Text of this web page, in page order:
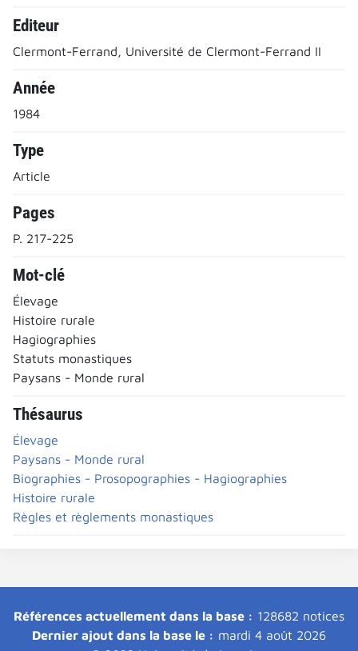
Editeur
Clermont-Ferrand, Université de Clermont-Ferrand II
Année
1984
Type
Article
Pages
P. 217-225
Mot-clé
Élevage
Histoire rurale
Hagiographies
Statuts monastiques
Paysans - Monde rural
Thésaurus
Élevage
Paysans - Monde rural
Biographies - Prosopographies - Hagiographies
Histoire rurale
Règles et règlements monastiques
Références actuellement dans la base : 128682 notices
Dernier ajout dans la base le : mardi 4 août 2026